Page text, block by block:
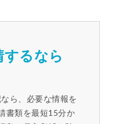
するなら
ら、必要な情報を
書類を最短15分か